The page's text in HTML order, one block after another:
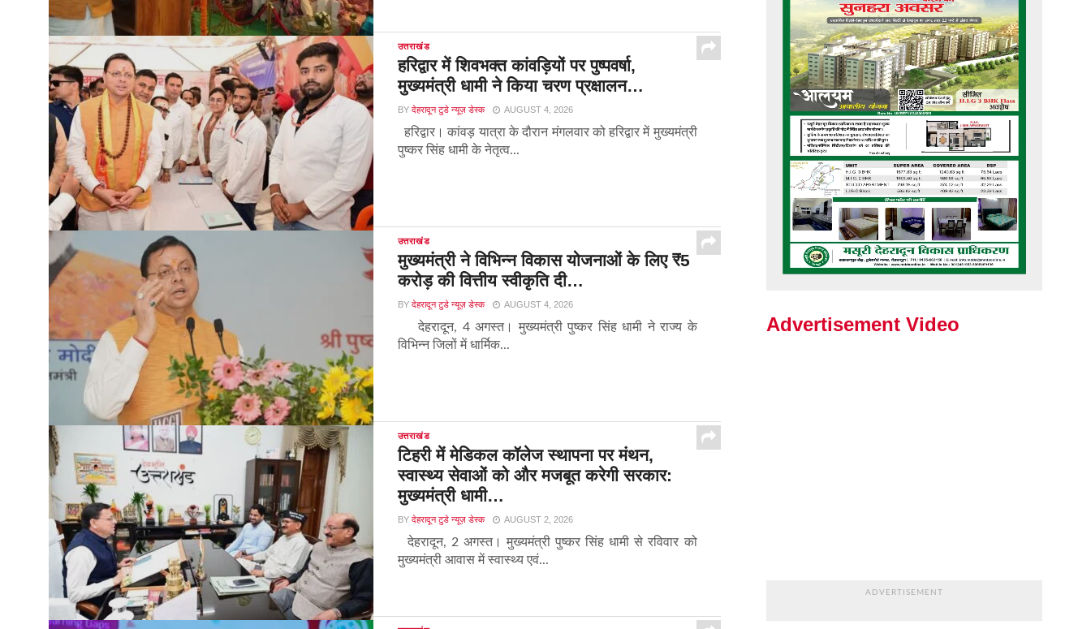
उत्तराखंड
हरिद्वार में शिवभक्त कांवड़ियों पर पुष्पवर्षा,
मुख्यमंत्री धामी ने किया चरण प्रक्षालन…
BY देहरादून टुडे न्यूज़ डेस्क AUGUST 4, 2026
हरिद्वार। कांवड़ यात्रा के दौरान मंगलवार को हरिद्वार में मुख्यमंत्री
पुष्कर सिंह धामी के नेतृत्व...
उत्तराखंड
मुख्यमंत्री ने विभिन्न विकास योजनाओं के लिए ₹5
करोड़ की वित्तीय स्वीकृति दी…
BY देहरादून टुडे न्यूज़ डेस्क AUGUST 4, 2026
देहरादून, 4 अगस्त। मुख्यमंत्री पुष्कर सिंह धामी ने राज्य के
विभिन्न जिलों में धार्मिक...
उत्तराखंड
टिहरी में मेडिकल कॉलेज स्थापना पर मंथन,
स्वास्थ्य सेवाओं को और मजबूत करेगी सरकार:
मुख्यमंत्री धामी…
BY देहरादून टुडे न्यूज़ डेस्क AUGUST 2, 2026
देहरादून, 2 अगस्त। मुख्यमंत्री पुष्कर सिंह धामी से रविवार को
मुख्यमंत्री आवास में स्वास्थ्य एवं...
Advertisement Video
ADVERTISEMENT